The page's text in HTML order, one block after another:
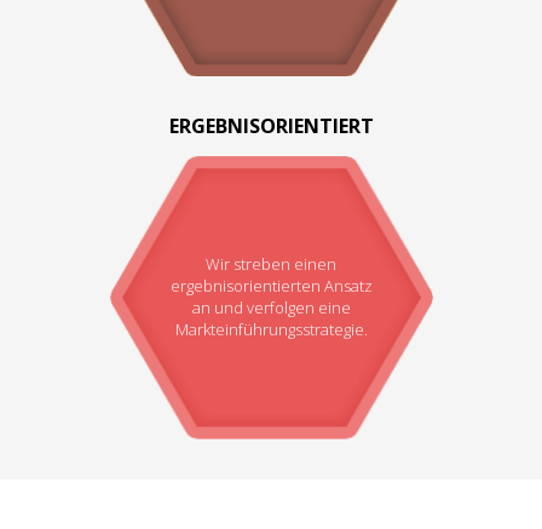
ERGEBNISORIENTIERT
Wir streben einen
ergebnisorientierten Ansatz
an und verfolgen eine
Markteinführungsstrategie.